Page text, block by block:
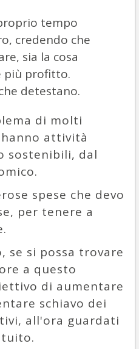
tempo
credendo che
sia la cosa
più profitto.
detestano.
di molti
attività
sostenibili, dal
spese che devo
per tenere a
se si possa trovare
a questo
di aumentare
schiavo dei
all'ora guardati